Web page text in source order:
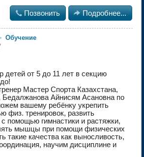
 Позвонить  Подробнее...
Обучение
детей от 5 до 11 лет в секцию
Мастер Спорта Казахстана,
Бедалжанова Айнисям Асановна по
вашему ребёнку укрепить
физ. тренировок, развить
с помощью гимнастики и растяжки,
мышцы при помощи физических
такие качества как выносливость,
научим дисциплине и